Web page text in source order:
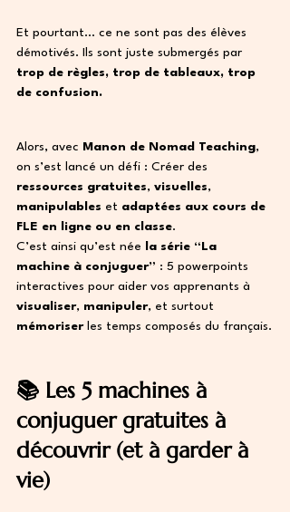
Et pourtant… ce ne sont pas des élèves
démotivés. Ils sont juste submergés par
trop de règles, trop de tableaux, trop
de confusion.
Alors, avec Manon de Nomad Teaching,
on s’est lancé un défi : Créer des
ressources gratuites, visuelles,
manipulables et adaptées aux cours de
FLE en ligne ou en classe.
C’est ainsi qu’est née
la série “La
machine à conjuguer” : 5 powerpoints
interactives pour aider vos apprenants à
visualiser, manipuler, et surtout
mémoriser les temps composés du français.
📚 Les 5 machines à
conjuguer gratuites à
découvrir (et à garder à
vie)